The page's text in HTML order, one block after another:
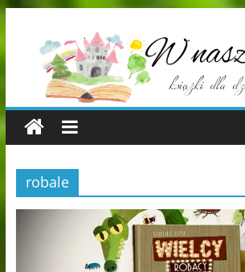
robale